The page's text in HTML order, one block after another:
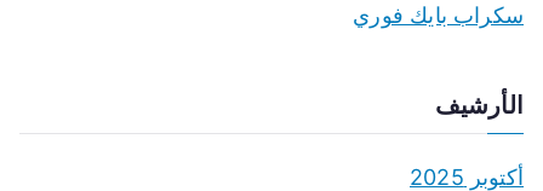
سكراب بايك فوري
الأرشيف
أكتوبر 2025